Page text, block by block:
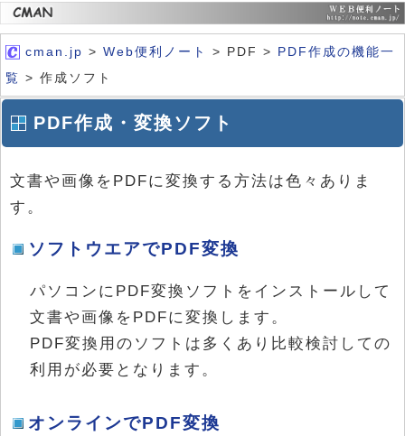
cman.jp > Web便利ノート > PDF > PDF作成の機能一
覧 > 作成ソフト
PDF作成・変換ソフト
文書や画像をPDFに変換する方法は色々ありま
す。
ソフトウエアでPDF変換
パソコンにPDF変換ソフトをインストールして
文書や画像をPDFに変換します。
PDF変換用のソフトは多くあり比較検討しての
利用が必要となります。
オンラインでPDF変換